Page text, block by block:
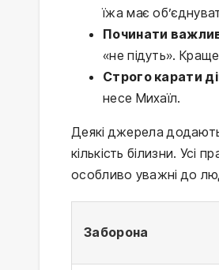
їжа має
Починати
«не підуть».
Строго карати
несе Михаїл.
Деякі джерела
кількість білизни.
особливо уважні до
Заборона